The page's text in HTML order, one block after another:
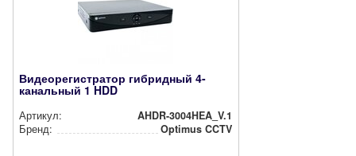
Видеорегистратор гибридный 4-
канальный 1 HDD
Артикул:
AHDR-3004HEA_V.1
Бренд:
Optimus CCTV